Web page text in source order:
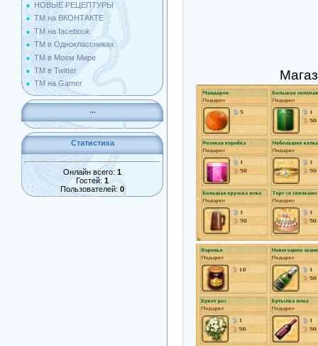
НОВЫЕ РЕЦЕПТУРЫ
ТМ на ВКОНТАКТЕ
ТМ на facebook
ТМ в Одноклассниках
ТМ в Моем Мире
ТМ в Twitter
ТМ на Gamer
...
Статистика
Онлайн всего: 1
Гостей: 1
Пользователей: 0